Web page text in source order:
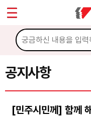
공지사항
[민주시민께] 함께
마이페이지
소개
소식
공지사항
성명·보도